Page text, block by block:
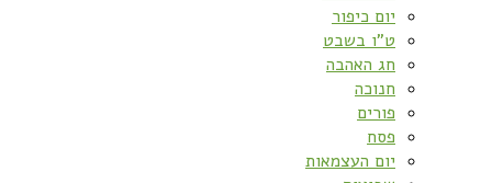
יום כיפור
ט”ו בשבט
חג האהבה
חנוכה
פורים
פסח
יום העצמאות